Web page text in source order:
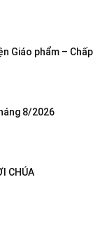
Giáo phẩm – Chấp
8/2026
CHÚA